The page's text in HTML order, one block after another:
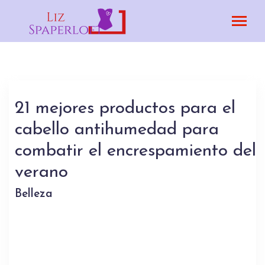
21 mejores productos para el
cabello antihumedad para
combatir el encrespamiento del
verano
Belleza